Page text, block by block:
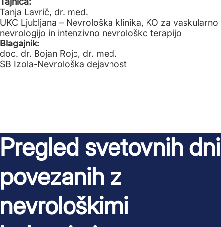
Tanja Lavrič, dr. med.
UKC Ljubljana – Nevrološka klinika, KO za vaskularno
nevrologijo in intenzivno nevrološko terapijo
Blagajnik:
doc. dr. Bojan Rojc, dr. med.
SB Izola-Nevrološka dejavnost
Pregled svetovnih dni
povezanih z
nevrološkimi